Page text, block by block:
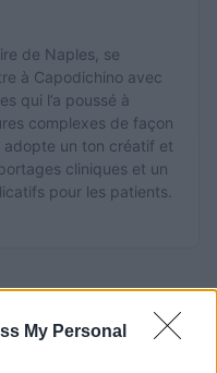
My Personal
de Naples, se
à Capodichino avec
qui l’a poussé à
complexes de façon
adopte un ton créatif et
cliniques et un
pour les patients.